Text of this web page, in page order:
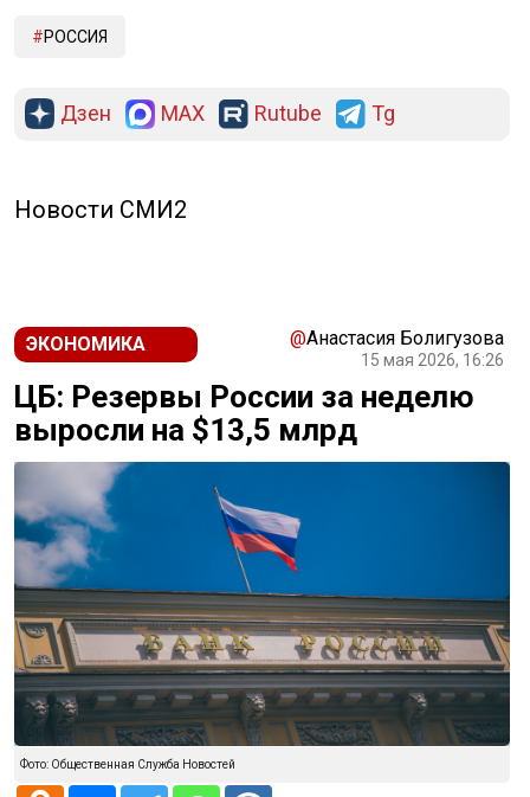
РОССИЯ
Дзен MAX Rutube Tg
Новости СМИ2
ЭКОНОМИКА @Анастасия Болигузова
15 мая 2026, 16:26
ЦБ: Резервы России за неделю
выросли на $13,5 млрд
Фото: Общественная Служба Новостей